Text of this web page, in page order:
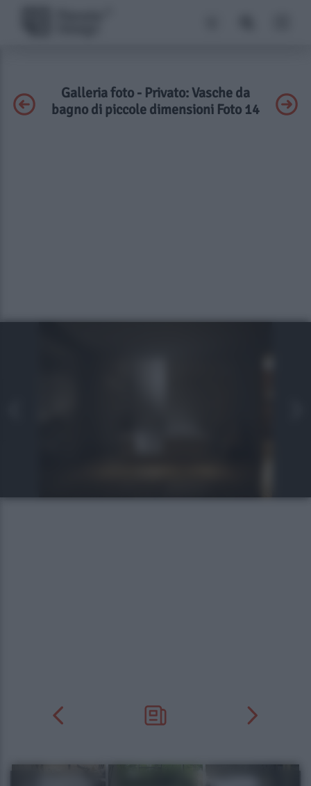
Galleria foto - Privato: Vasche da
bagno di piccole dimensioni Foto 14